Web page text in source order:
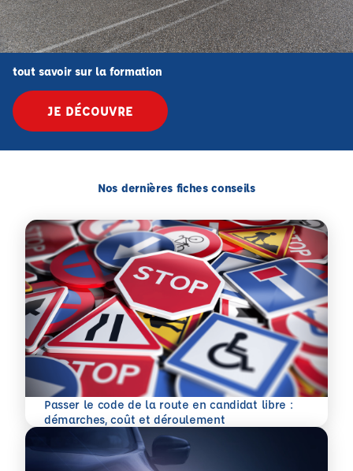
tout savoir sur la formation
JE DÉCOUVRE
Nos dernières fiches conseils
Passer le code de la route en candidat libre :
démarches, coût et déroulement
En savoir plus